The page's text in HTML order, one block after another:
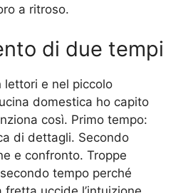
a ritroso.
di due tempi
lettori e nel piccolo
domestica ho capito
così. Primo tempo:
di dettagli. Secondo
e confronto. Troppe
tempo perché